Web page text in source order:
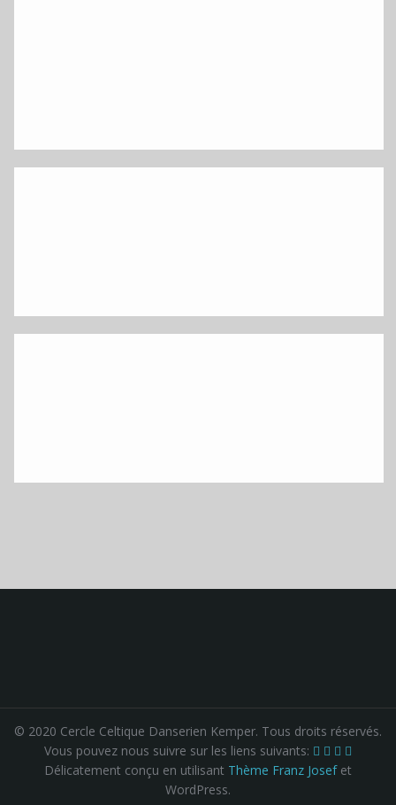
© 2020 Cercle Celtique Danserien Kemper. Tous droits réservés.
Vous pouvez nous suivre sur les liens suivants:
Délicatement conçu en utilisant Thème Franz Josefet
WordPress.